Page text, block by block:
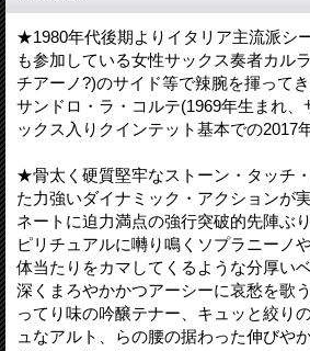
★1980年代後期よりイタリア主流派シ
も参加している女性サックス奏者カル
チアーノ?)のサイド等で辣腕を揮って
サンドロ・ラ・コルテ(1969年生まれ、
ックス入りクインテット基本での2017
★骨太く硬質堅牢なストーン・タッチ
た力強いダイナミック・アクションが
ネートに迫力満点の強行突破的先陣ぶ
ピリチュアルに囀り鳴くソプラニーノ
体当たりをカマしてくるような分厚い
深くまろやかかつアーシーに哀愁を歌
ってり味の吟醸テナー、キュッと絞り
ュなアルト、らの腰の据わった伸びや